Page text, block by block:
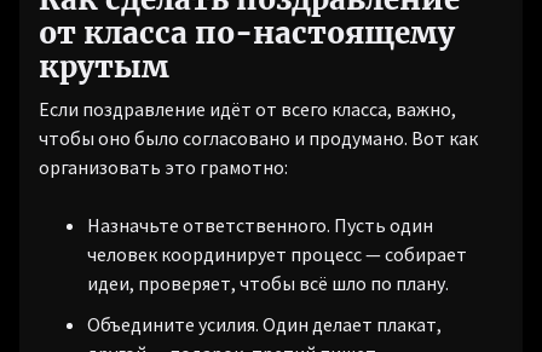
от класса по-настоящему
крутым
Если поздравление идёт от всего класса, важно,
чтобы оно было согласовано и продумано. Вот как
организовать это грамотно:
Назначьте ответственного. Пусть один
человек координирует процесс — собирает
идеи, проверяет, чтобы всё шло по плану.
Объедините усилия. Один делает плакат,